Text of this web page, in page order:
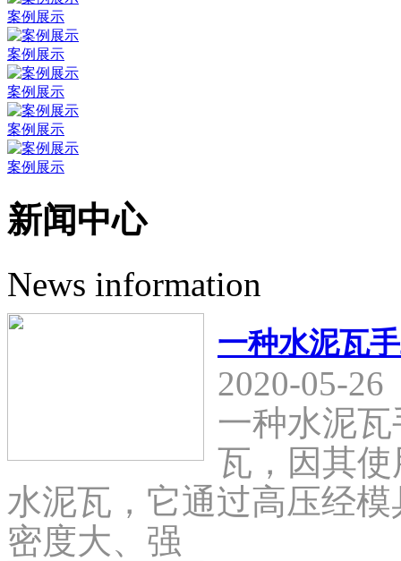
案例展示
案例展示
案例展示
案例展示
案例展示
新闻中心
News information
一种水泥瓦
2020-05-26
一种水泥
瓦，因其
水泥瓦，它通过高压经
密度大、强